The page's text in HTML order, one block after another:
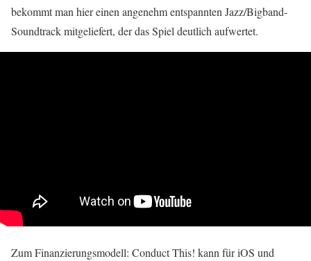
bekommt man hier einen angenehm entspannten Jazz/Bigband-
Soundtrack mitgeliefert, der das Spiel deutlich aufwertet.
Zum Finanzierungsmodell: Conduct This! kann für iOS und